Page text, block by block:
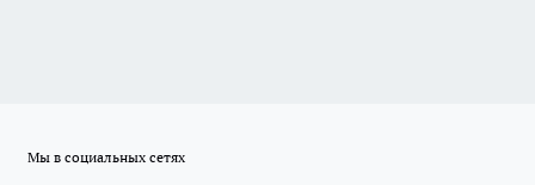
Мы в социальных сетях